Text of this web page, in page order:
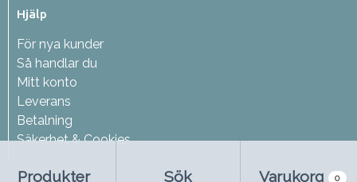
Produkter Sök Varukorg 0
Hjälp
För nya kunder
Så handlar du
Mitt konto
Leverans
Betalning
Säkerhet & Cookies